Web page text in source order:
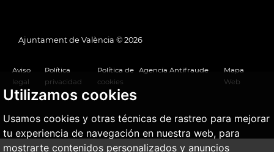
Utilizamos cookies
Usamos cookies y otras técnicas de rastreo para mejorar
tu experiencia de navegación en nuestra web, para
mostrarte contenidos personalizados y anuncios
Ajuntament de València © 2026
Aviso
legal
Política
privacidad
Política de
cookies
Agencia Antifraude
Mapa
Web